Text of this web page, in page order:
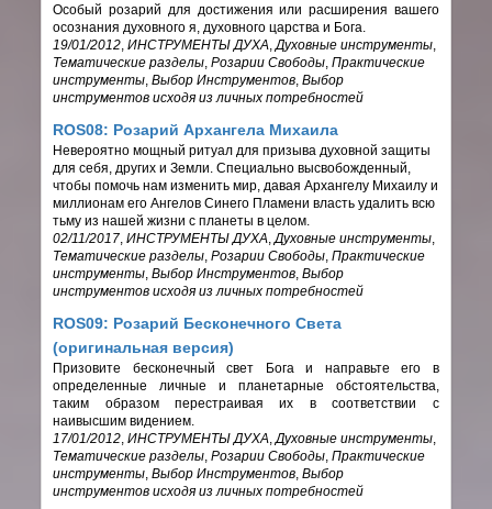
Особый розарий для достижения или расширения вашего
осознания духовного я, духовного царства и Бога.
19/01/2012 ,ИНСТРУМЕНТЫ ДУХА ,Духовные инструменты
Тематические разделы ,Розарии Свободы ,Практические
инструменты ,Выбор Инструментов ,Выбор
инструментов исходя из личных потребностей
ROS08: Розарий Архангела Михаила
Невероятно мощный ритуал для призыва духовной защиты
для себя, других и Земли. Специально высвобожденный,
чтобы помочь нам изменить мир, давая Архангелу Михаилу и
миллионам его Ангелов Синего Пламени власть удалить всю
тьму из нашей жизни с планеты в целом.
02/11/2017 ,ИНСТРУМЕНТЫ ДУХА ,Духовные инструменты
Тематические разделы ,Розарии Свободы ,Практические
инструменты ,Выбор Инструментов ,Выбор
инструментов исходя из личных потребностей
ROS09: Розарий Бесконечного Света
(оригинальная версия)
Призовите бесконечный свет Бога и направьте его в
определенные личные и планетарные обстоятельства,
таким образом перестраивая их в соответствии с
наивысшим видением.
17/01/2012 ,ИНСТРУМЕНТЫ ДУХА ,Духовные инструменты
Тематические разделы ,Розарии Свободы ,Практические
инструменты ,Выбор Инструментов ,Выбор
инструментов исходя из личных потребностей